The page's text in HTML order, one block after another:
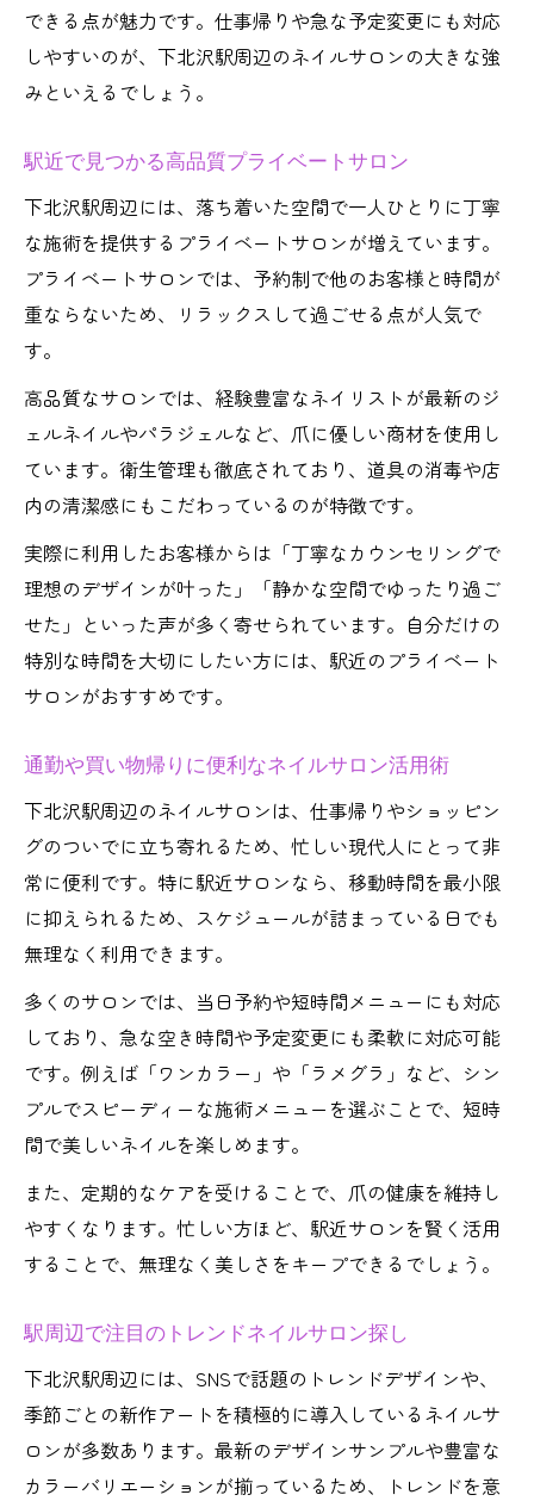
できる点が魅力です。仕事帰りや急な予定変更にも対応
しやすいのが、下北沢駅周辺のネイルサロンの大きな強
みといえるでしょう。
駅近で見つかる高品質プライベートサロン
下北沢駅周辺には、落ち着いた空間で一人ひとりに丁寧
な施術を提供するプライベートサロンが増えています。
プライベートサロンでは、予約制で他のお客様と時間が
重ならないため、リラックスして過ごせる点が人気で
す。
高品質なサロンでは、経験豊富なネイリストが最新のジ
ェルネイルやパラジェルなど、爪に優しい商材を使用し
ています。衛生管理も徹底されており、道具の消毒や店
内の清潔感にもこだわっているのが特徴です。
実際に利用したお客様からは「丁寧なカウンセリングで
理想のデザインが叶った」「静かな空間でゆったり過ご
せた」といった声が多く寄せられています。自分だけの
特別な時間を大切にしたい方には、駅近のプライベート
サロンがおすすめです。
通勤や買い物帰りに便利なネイルサロン活用術
下北沢駅周辺のネイルサロンは、仕事帰りやショッピン
グのついでに立ち寄れるため、忙しい現代人にとって非
常に便利です。特に駅近サロンなら、移動時間を最小限
に抑えられるため、スケジュールが詰まっている日でも
無理なく利用できます。
多くのサロンでは、当日予約や短時間メニューにも対応
しており、急な空き時間や予定変更にも柔軟に対応可能
です。例えば「ワンカラー」や「ラメグラ」など、シン
プルでスピーディーな施術メニューを選ぶことで、短時
間で美しいネイルを楽しめます。
また、定期的なケアを受けることで、爪の健康を維持し
やすくなります。忙しい方ほど、駅近サロンを賢く活用
することで、無理なく美しさをキープできるでしょう。
駅周辺で注目のトレンドネイルサロン探し
下北沢駅周辺には、SNSで話題のトレンドデザインや、
季節ごとの新作アートを積極的に導入しているネイルサ
ロンが多数あります。最新のデザインサンプルや豊富な
カラーバリエーションが揃っているため、トレンドを意